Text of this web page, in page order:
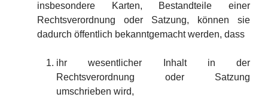
insbesondere Karten, Bestandteile einer
Rechtsverordnung oder Satzung, können sie
dadurch öffentlich bekanntgemacht werden, dass
ihr wesentlicher Inhalt in der
Rechtsverordnung oder Satzung
umschrieben wird,